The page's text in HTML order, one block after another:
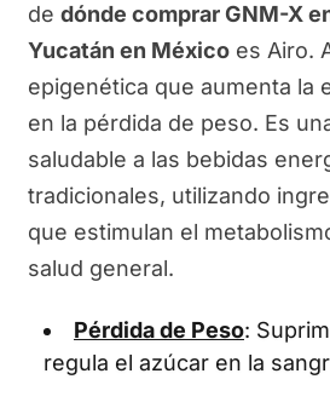
de dónde comprar GNM-X
Yucatán en Méxicoes Airo.
epigenética que aumenta la
en la pérdida de peso. Es
saludable a las bebidas
tradicionales, utilizando
que estimulan el
salud general.
Pérdida de Peso:
regula el azúcar en la